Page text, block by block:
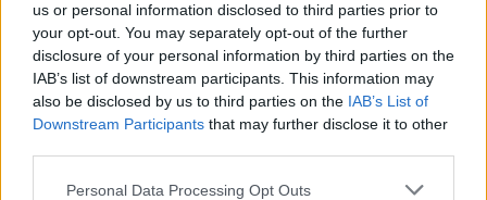
us or personal information disclosed to third parties prior to
your opt-out. You may separately opt-out of the further
disclosure of your personal information by third parties on the
IAB’s list of downstream participants. This information may
also be disclosed by us to third parties on the IAB’s List of
Downstream Participants that may further disclose it to other
Please note that this website/app uses one or more Google
Personal Data Processing Opt Outs
Eyecandies with Urbanista Játékos tárgyak 2014.06.21 17:40:11